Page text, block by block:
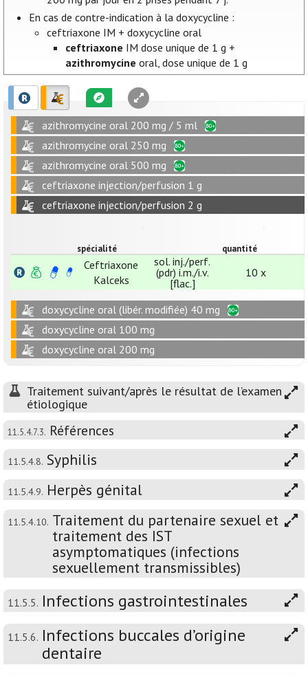
En cas de contre-indication à la doxycycline :
ceftriaxone IM + doxycycline oral
ceftriaxone IM dose unique de 1 g +
azithromycine oral, dose unique de 1 g
azithromycine oral 200 mg / 5 ml
azithromycine oral 250 mg
azithromycine oral 500 mg
ceftriaxone injection/perfusion 1 g
ceftriaxone injection/perfusion 2 g
spécialité quantité
Ceftriaxone
Kalceks
sol. inj./perf.
(pdr) i.m./i.v.
[flac.]
10 x
doxycycline oral (libér. modifiée) 40 mg
doxycycline oral 100 mg
doxycycline oral 200 mg
Traitement suivant/après le résultat de l’examen
étiologique
11.5.4.7.3. Références
11.5.4.8. Syphilis
11.5.4.9. Herpès génital
11.5.4.10. Traitement du partenaire sexuel et
traitement des IST
asymptomatiques (infections
sexuellement transmissibles)
11.5.5. Infections gastrointestinales
11.5.6. Infections buccales d’origine
dentaire